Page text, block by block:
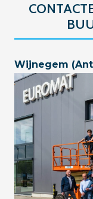
Wijnegem